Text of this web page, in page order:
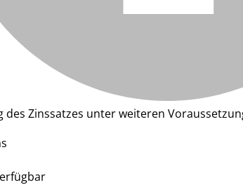
des Zinssatzes unter weiteren